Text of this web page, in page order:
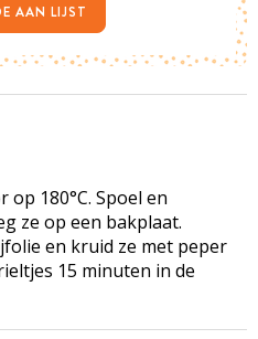
180°C. Spoel en
ze op een bakplaat.
en kruid ze met peper
15 minuten in de
AAN LIJST